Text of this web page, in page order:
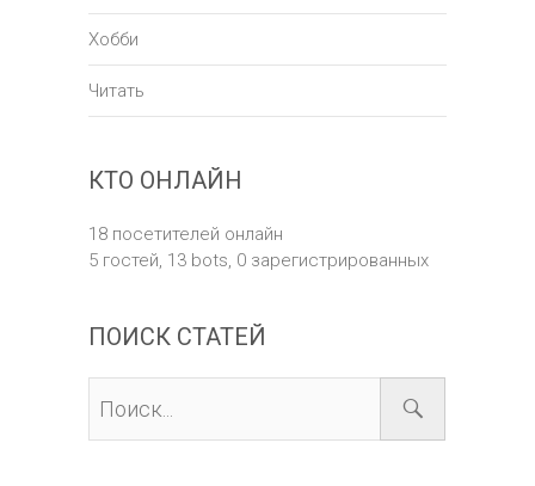
Хобби
Читать
КТО ОНЛАЙН
18 посетителей онлайн
5 гостей, 13 bots, 0 зарегистрированных
ПОИСК СТАТЕЙ